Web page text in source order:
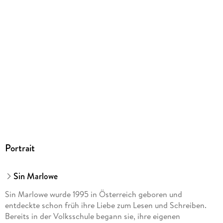
Portrait
Sin Marlowe
Sin Marlowe wurde 1995 in Österreich geboren und
entdeckte schon früh ihre Liebe zum Lesen und Schreiben.
Bereits in der Volksschule begann sie, ihre eigenen